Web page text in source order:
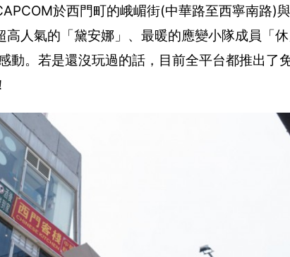
於西門町的峨嵋街(中華路至西寧南路)
高人氣的「黛安娜」、最暖的應變小隊成員「
感動。若是還沒玩過的話，目前全平台都推出